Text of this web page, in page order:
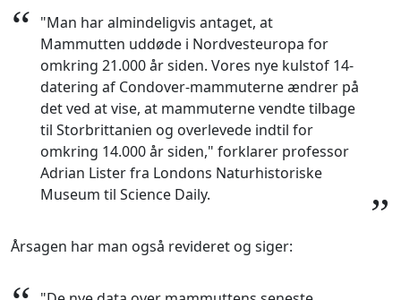
“ "Man har almindeligvis antaget, at
Mammutten uddøde i Nordvesteuropa for
omkring 21.000 år siden. Vores nye kulstof 14-
datering af Condover-mammuterne ændrer på
det ved at vise, at mammuterne vendte tilbage
til Storbrittanien og overlevede indtil for
omkring 14.000 år siden," forklarer professor
Adrian Lister fra Londons Naturhistoriske
Museum til Science Daily.
”
Årsagen har man også revideret og siger: